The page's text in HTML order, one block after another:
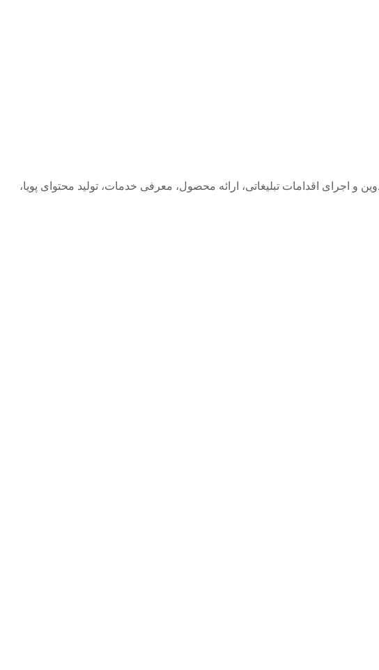
و اجرای اقدامات تبلیغاتی، ارائه محصول، معرفی خدمات، تولید محتوای پویا،